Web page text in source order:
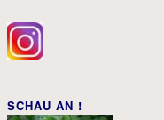
SCHAU AN !